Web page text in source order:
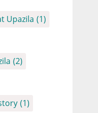
Upazila (1)
(2)
(1)